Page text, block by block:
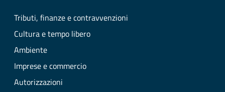
Tributi, finanze e contravvenzioni
Cultura e tempo libero
Ambiente
Imprese e commercio
Autorizzazioni